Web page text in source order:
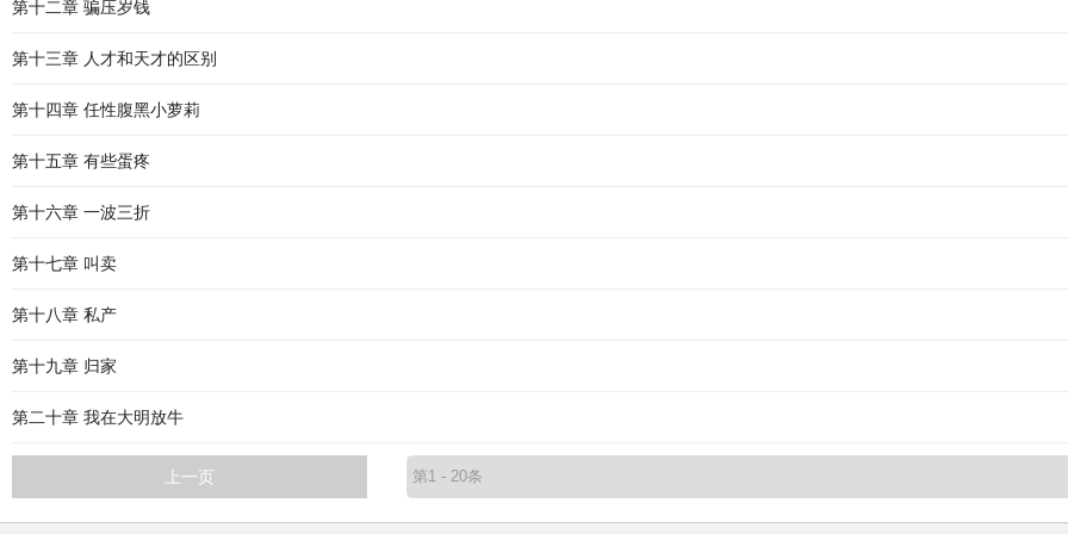
第十二章 骗压岁钱
第十三章 人才和天才的区别
第十四章 任性腹黑小萝莉
第十五章 有些蛋疼
第十六章 一波三折
第十七章 叫卖
第十八章 私产
第十九章 归家
第二十章 我在大明放牛
上一页